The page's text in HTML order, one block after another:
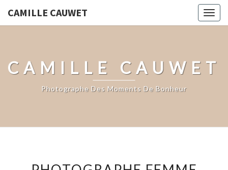
CAMILLE CAUWET
CAMILLE CAUWET
Photographe Des Moments De Bonheur